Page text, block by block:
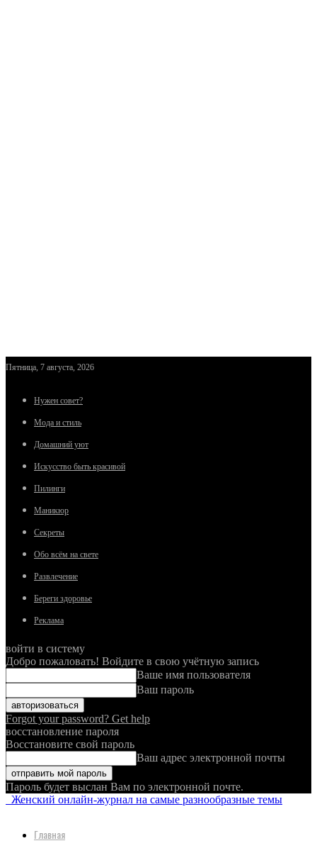
Пятница, 7 августа, 2026
Нужен совет?
Мода и стиль
Домашний уют
Искусство быть красивой
Пилинги
Маникюр
Секреты
Обо всём на свете
Развлечение
Береги здоровье
Реклама
войти в систему
Добро пожаловать! Войдите в свою учётную запись
Ваше имя пользователя
Ваш пароль
Forgot your password? Get help
восстановление пароля
Восстановите свой пароль
Ваш адрес электронной почты
Пароль будет выслан Вам по электронной почте.
Женский онлайн-журнал на самые разнообразные темы
Главная